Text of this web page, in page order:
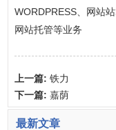
WORDPRESS、网站
网站托管等业务
上一篇: 铁力
下一篇: 嘉荫
最新文章